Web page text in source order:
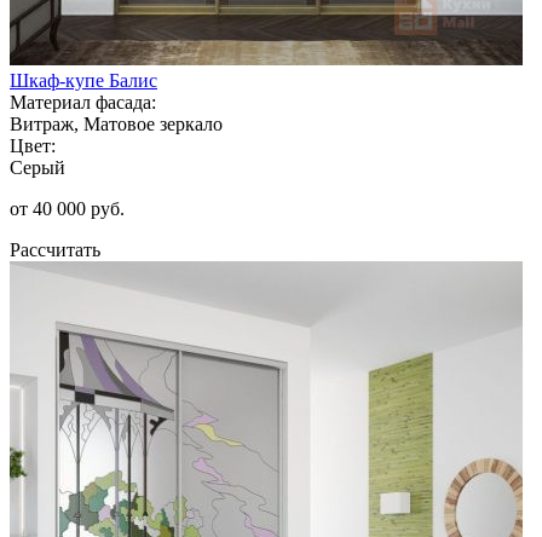
Шкаф-купе Балис
Материал фасада:
Витраж, Матовое зеркало
Цвет:
Серый
от 40 000 руб.
Рассчитать